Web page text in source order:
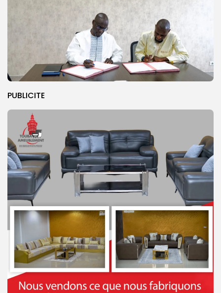
PUBLICITE